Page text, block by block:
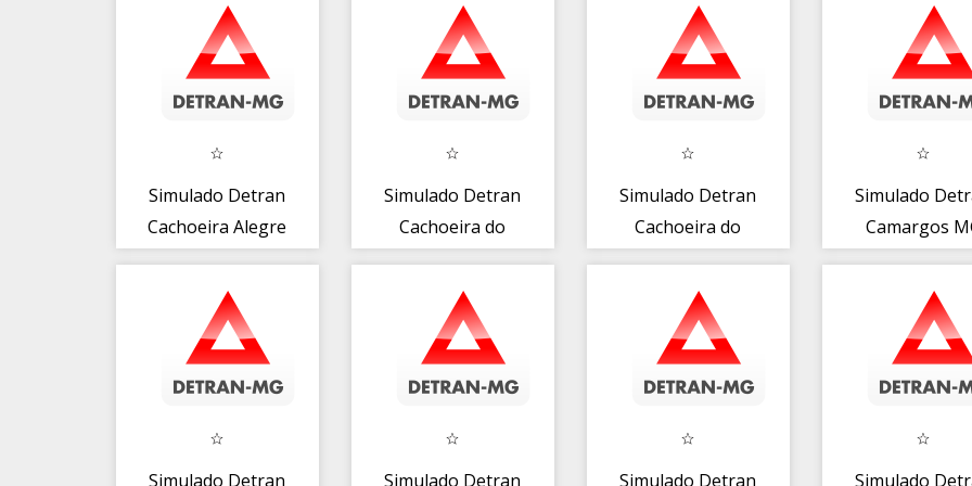
Simulado Detran
Cachoeira Alegre
Simulado Detran
Cachoeira do
Simulado Detran
Cachoeira do
Simulado
Camargos
Simulado Detran Simulado Detran Simulado Detran Simulado